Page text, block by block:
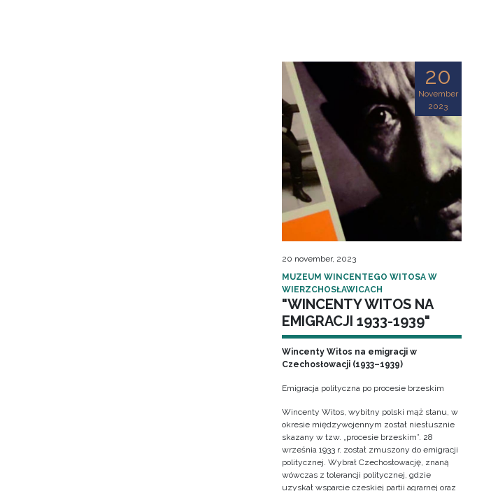
20
November
2023
20 november, 2023
MUZEUM WINCENTEGO WITOSA W
WIERZCHOSŁAWICACH
"WINCENTY WITOS NA
EMIGRACJI 1933-1939"
Wincenty Witos na emigracji w
Czechosłowacji (1933–1939)
Emigracja polityczna po procesie brzeskim
Wincenty Witos, wybitny polski mąż stanu, w
okresie międzywojennym został niesłusznie
skazany w tzw. „procesie brzeskim”. 28
września 1933 r. został zmuszony do emigracji
politycznej. Wybrał Czechosłowację, znaną
wówczas z tolerancji politycznej, gdzie
uzyskał wsparcie czeskiej partii agrarnej oraz